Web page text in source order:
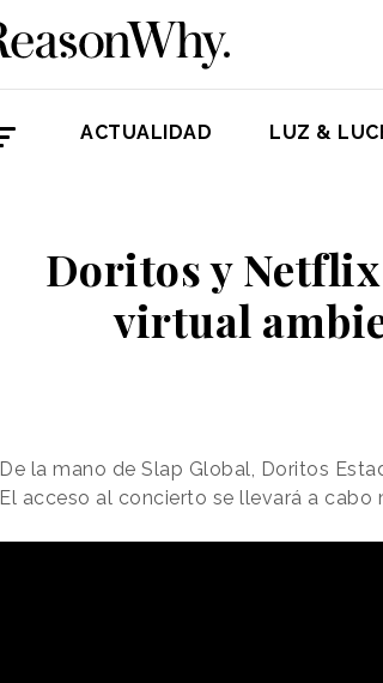
ACTUALIDAD LUZ &
Doritos y
virtual
De la mano de Slap Global, Doritos
El acceso al concierto se llevará a